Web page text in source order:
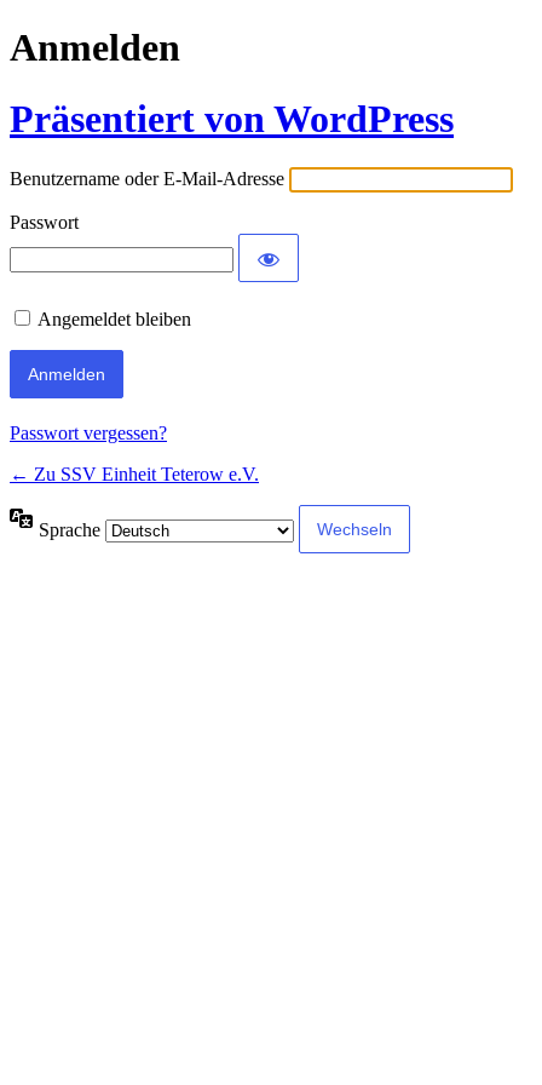
Anmelden
Präsentiert von WordPress
Benutzername oder E-Mail-Adresse
Passwort
Angemeldet bleiben
Passwort vergessen?
← Zu SSV Einheit Teterow e.V.
Sprache